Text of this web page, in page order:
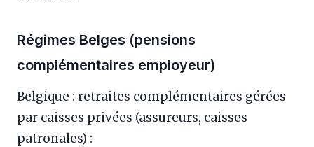
Régimes Belges (pensions
complémentaires employeur)
Belgique : retraites complémentaires gérées
par caisses privées (assureurs, caisses
patronales) :